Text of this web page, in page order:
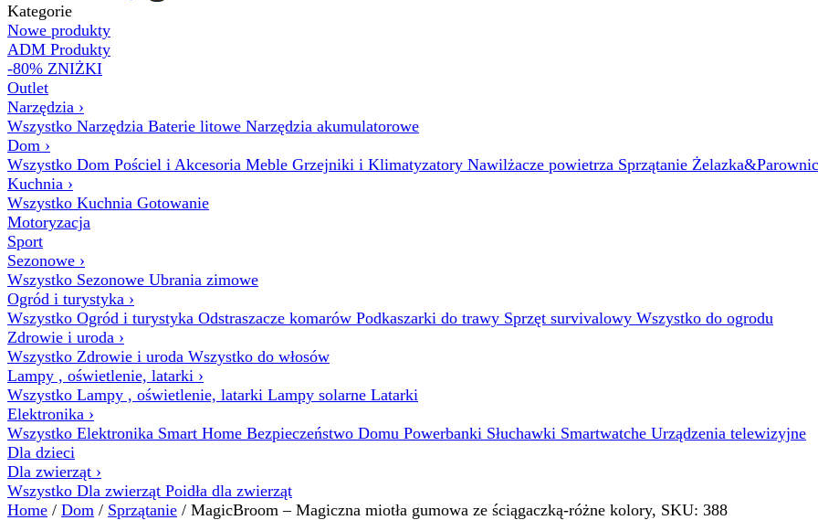
Kategorie
Nowe produkty
ADM Produkty
-80% ZNIŻKI
Outlet
Narzędzia ›
Wszystko Narzędzia Baterie litowe Narzędzia akumulatorowe
Dom ›
Wszystko Dom Pościel i Akcesoria Meble Grzejniki i Klimatyzatory Nawilżacze powietrza Sprzątanie
Kuchnia ›
Wszystko Kuchnia Gotowanie
Motoryzacja
Sport
Sezonowe ›
Wszystko Sezonowe Ubrania zimowe
Ogród i turystyka ›
Wszystko Ogród i turystyka Odstraszacze komarów Podkaszarki do trawy Sprzęt survivalowy Wszystko do ogrodu
Zdrowie i uroda ›
Wszystko Zdrowie i uroda Wszystko do włosów
Lampy , oświetlenie, latarki ›
Wszystko Lampy , oświetlenie, latarki Lampy solarne Latarki
Elektronika ›
Wszystko Elektronika Smart Home Bezpieczeństwo Domu Powerbanki Słuchawki Smartwatche Urządzenia telewizyjne
Dla dzieci
Dla zwierząt ›
Wszystko Dla zwierząt Poidła dla zwierząt
Home / Dom / Sprzątanie / MagicBroom – Magiczna miotła gumowa ze ściągaczką-różne kolory, SKU: 388